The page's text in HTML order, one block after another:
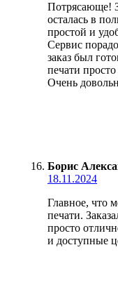
Потрясающе!
осталась в
простой и
Сервис
заказ был
печати
Очень
Борис
18.11.2024
Главное, что
печати.
просто
и доступные